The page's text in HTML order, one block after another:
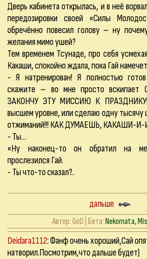
Дверь кабинета открылась, и в неё
передозировки своей «Силы
обречённо повесил голову – ну
желания мимо ушей?
Тем временем Тсунаде, про себя
Какаши, спокойно ждала, пока Гай
- Я натренирован! Я полностью
скажите – во мне просто вскипает
ЗАКОНЧУ ЭТУ МИССИЮ К
высшем уровне, или сделаю одну тысячу
отжиманий!!! КАК ДУМАЕШЬ, КАКАШИ-И-
- Ты…
«Ну наконец-то он обратил на
прослезился Гай.
- Ты что-то сказал?..
дальше
Автор: GoD | Бета:Nekomata,
Deidara1112: Фанф очень хороший,Сай
натворил.Посмотрим,что дальше будет)